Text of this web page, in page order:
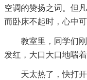
空调的赞扬之词。但
而卧床不起时，心中
教室里，同学们刚
发红，大口大口地喘着
天太热了，快打开